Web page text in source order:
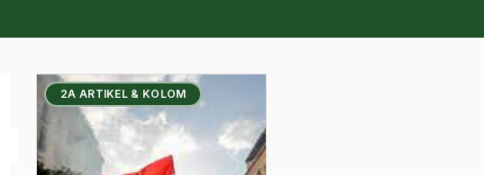
2A ARTIKEL & KOLOM